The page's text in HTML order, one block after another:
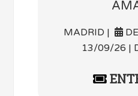
MADRID |
13/09/26 |